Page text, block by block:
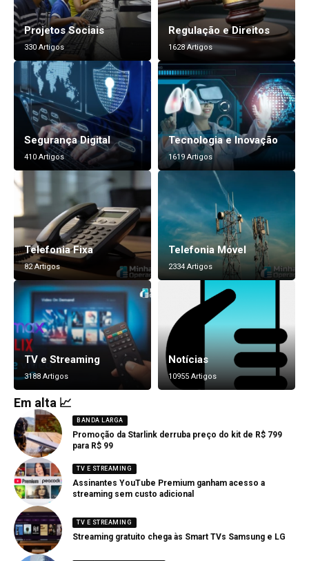
Projetos Sociais
330 Artigos
Regulação e Direitos
1628 Artigos
Segurança Digital
410 Artigos
Tecnologia e Inovação
1619 Artigos
Telefonia Fixa
82 Artigos
Telefonia Móvel
2334 Artigos
TV e Streaming
3188 Artigos
Notícias
10955 Artigos
Em alta 📈
BANDA LARGA
Promoção da Starlink derruba preço do kit de R$ 799
para R$ 99
TV E STREAMING
Assinantes YouTube Premium ganham acesso a
streaming sem custo adicional
TV E STREAMING
Streaming gratuito chega às Smart TVs Samsung e LG